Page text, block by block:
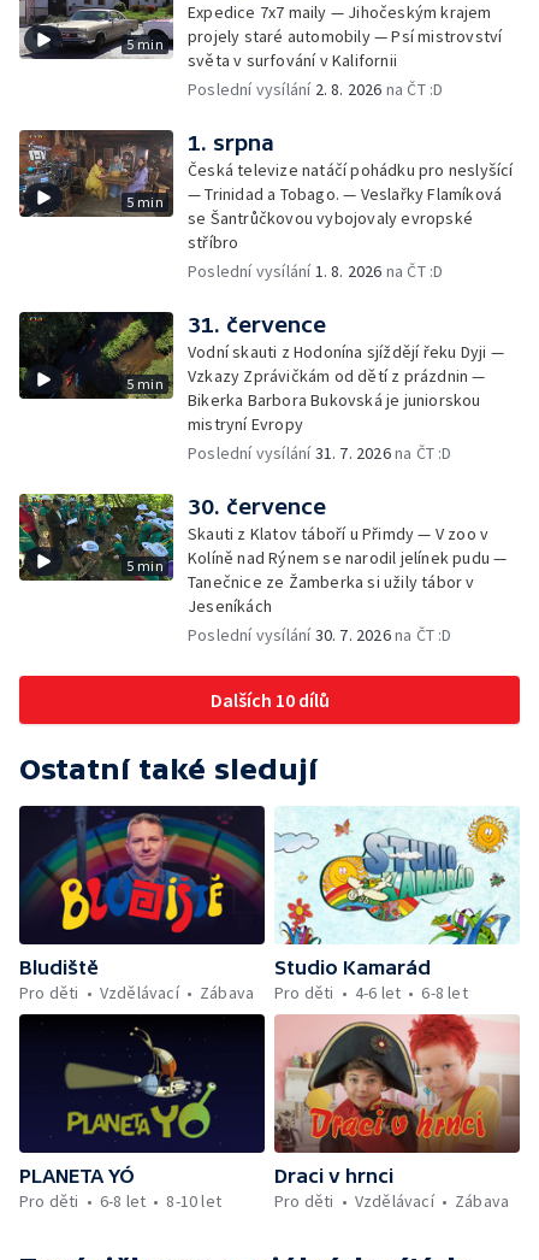
5 min
Expedice 7x7 maily — Jihočeským krajem
projely staré automobily — Psí mistrovství
světa v surfování v Kalifornii
Poslední vysílání 2. 8. 2026 na ČT :D
5 min
1. srpna
Česká televize natáčí pohádku pro neslyšící
— Trinidad a Tobago. — Veslařky Flamíková
se Šantrůčkovou vybojovaly evropské
stříbro
Poslední vysílání1. 8. 2026 na ČT :D
5 min
31. července
Vodní skauti z Hodonína sjíždějí řeku Dyji —
Vzkazy Zprávičkám od dětí z prázdnin —
Bikerka Barbora Bukovská je juniorskou
mistryní Evropy
Poslední vysílání31. 7. 2026na ČT :D
5 min
30. července
Skauti z Klatov táboří u Přimdy — V zoo v
Kolíně nad Rýnem se narodil jelínek pudu —
Tanečnice ze Žamberka si užily tábor v
Jeseníkách
Poslední vysílání30. 7. 2026na ČT :D
Dalších 10 dílů
Ostatní také sledují
Bludiště
Pro děti
Vzdělávací Zábava
Studio Kamarád
Pro děti
4-6 let 6-8 let
PLANETA YÓ
Pro děti
6-8 let 8-10 let
Draci v hrnci
Pro děti
Vzdělávací Zábava